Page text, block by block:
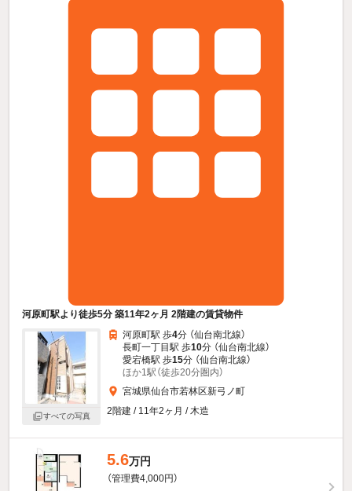
河原町駅より徒歩5分 築11年2ヶ月 2階建の賃貸物件
すべての写真
河原町駅 歩4分 （仙台南北線）
長町一丁目駅 歩10分 （仙台南北線）
愛宕橋駅 歩15分 （仙台南北線）
ほか1駅（徒歩20分圏内）
宮城県仙台市若林区新弓ノ町
2階建 / 11年2ヶ月 / 木造
5.6万円
（管理費4,000円）